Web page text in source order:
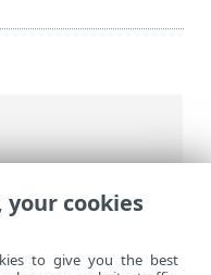
Windowsでの
your cookies
to give you the best